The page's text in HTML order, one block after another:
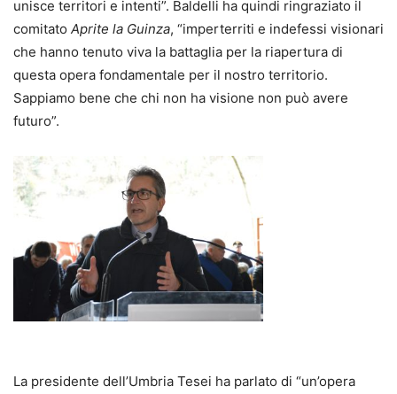
unisce territori e intenti”. Baldelli ha quindi ringraziato il
comitato Aprite la Guinza, “imperterriti e indefessi visionari
che hanno tenuto viva la battaglia per la riapertura di
questa opera fondamentale per il nostro territorio.
Sappiamo bene che chi non ha visione non può avere
futuro”.
La presidente dell’Umbria Tesei ha parlato di “un’opera